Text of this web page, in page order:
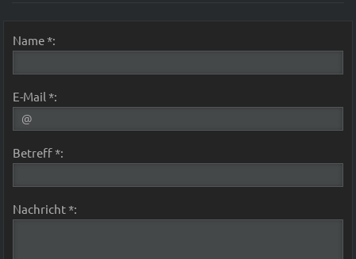
Name *:
E-Mail *:
Betreff *:
Nachricht *: